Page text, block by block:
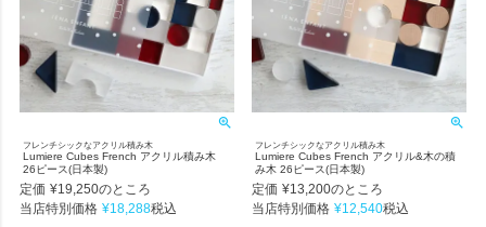
フレンチシックなアクリル積み木
Lumiere Cubes French アクリル積み木
26ピース(日本製)
定価 ¥19,250のところ
当店特別価格 ¥18,288税込
フレンチシックなアクリル積み木
Lumiere Cubes French アクリル&木の積
み木 26ピース(日本製)
定価 ¥13,200のところ
当店特別価格 ¥12,540税込